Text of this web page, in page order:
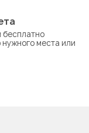
нужного места или